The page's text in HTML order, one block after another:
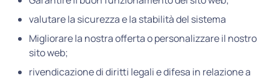
valutare la sicurezza e la stabilità del sistema
Migliorare la nostra offerta o personalizzare il nostro
sito web;
rivendicazione di diritti legali e difesa in relazione a